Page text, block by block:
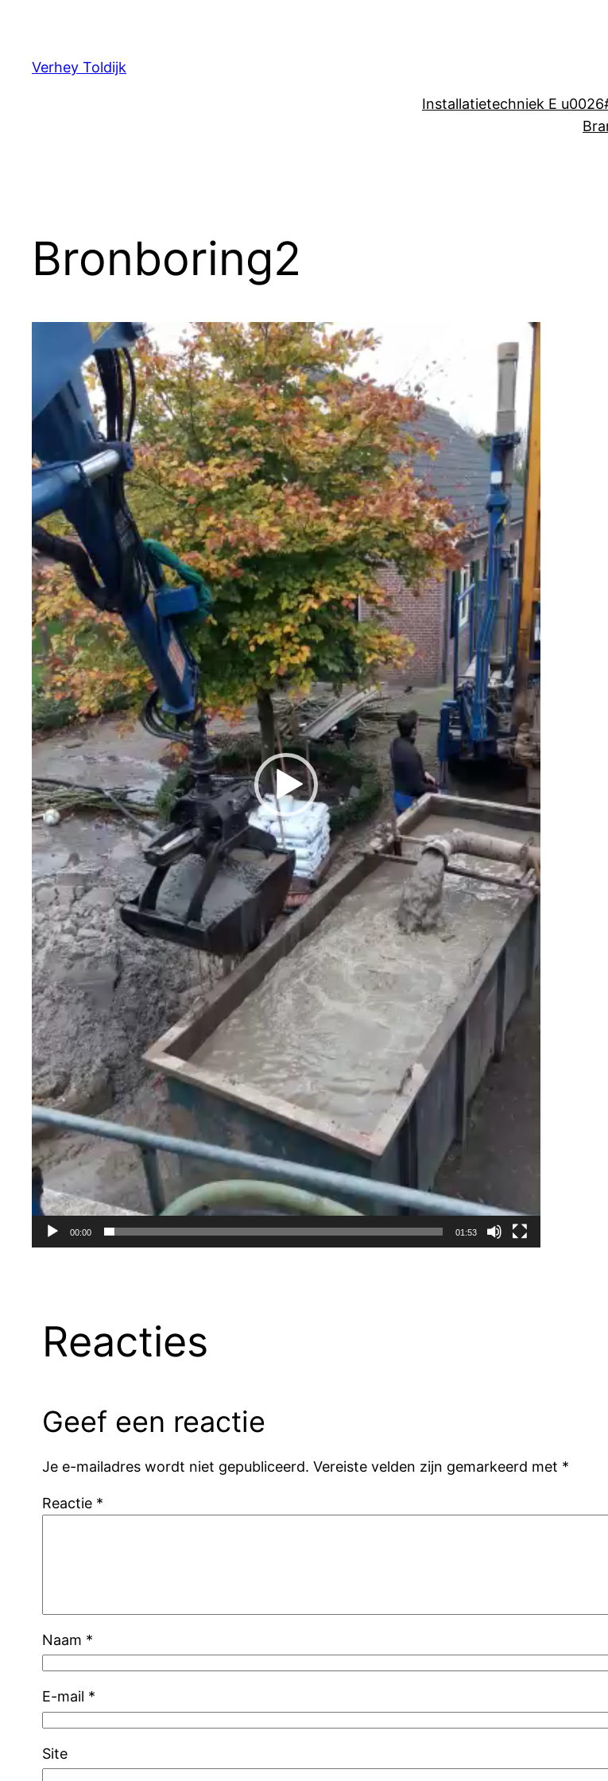
Verhey Toldijk
Installatietechniek E
Bronboring2
Videospeler
00:00 01:53
Reacties
Geef een reactie
Je e-mailadres wordt niet gepubliceerd. Vereiste velden zijn gemarkeerd met *
Reactie *
Naam *
E-mail *
Site